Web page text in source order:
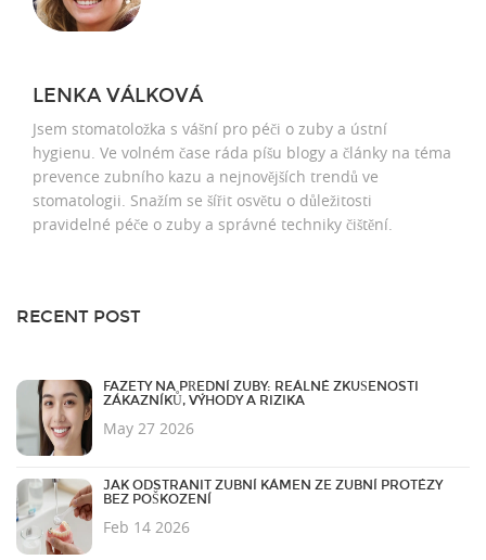
LENKA VÁLKOVÁ
Jsem stomatoložka s vášní pro péči o zuby a ústní
hygienu. Ve volném čase ráda píšu blogy a články na téma
prevence zubního kazu a nejnovějších trendů ve
stomatologii. Snažím se šířit osvětu o důležitosti
pravidelné péče o zuby a správné techniky čištění.
RECENT POST
FAZETY NA PŘEDNÍ ZUBY: REÁLNÉ ZKUŠENOSTI
ZÁKAZNÍKŮ, VÝHODY A RIZIKA
May 27 2026
JAK ODSTRANIT ZUBNÍ KÁMEN ZE ZUBNÍ PROTÉZY
BEZ POŠKOZENÍ
Feb 14 2026